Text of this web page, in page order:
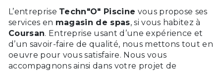
L’entreprise Techn"O" Piscine vous propose ses
services en magasin de spas, si vous habitez à
Coursan. Entreprise usant d’une expérience et
d’un savoir-faire de qualité, nous mettons tout en
oeuvre pour vous satisfaire. Nous vous
accompagnons ainsi dans votre projet de